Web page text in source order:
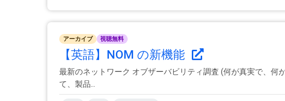
アーカイブ 視聴無料
【英語】NOM の新機能
最新のネットワーク オブザーバビリティ調査 (何が真実で、何
て、製品...